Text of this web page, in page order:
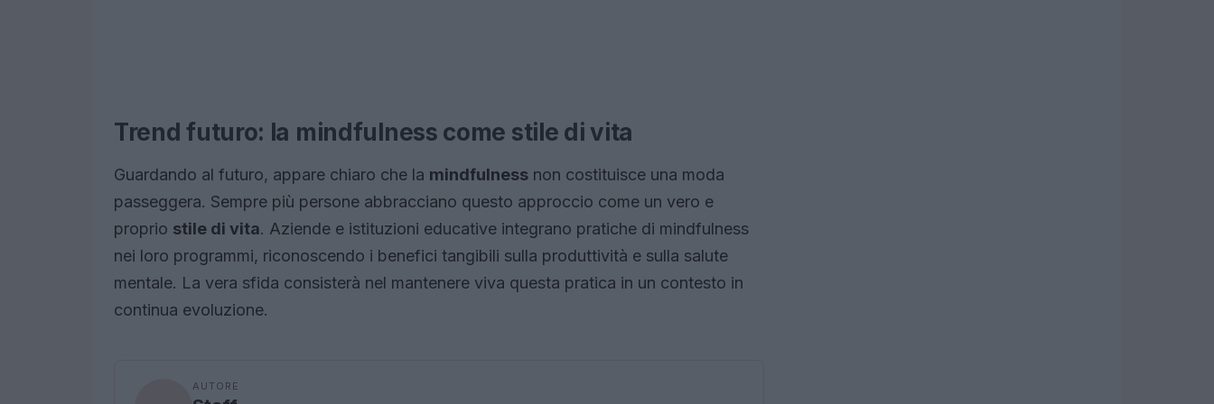
Trend futuro: la mindfulness come stile di vita
Guardando al futuro, appare chiaro che la mindfulness non costituisce una moda
passeggera. Sempre più persone abbracciano questo approccio come un vero e
proprio stile di vita. Aziende e istituzioni educative integrano pratiche di mindfulness
nei loro programmi, riconoscendo i benefici tangibili sulla produttività e sulla salute
mentale. La vera sfida consisterà nel mantenere viva questa pratica in un contesto in
continua evoluzione.
AUTORE